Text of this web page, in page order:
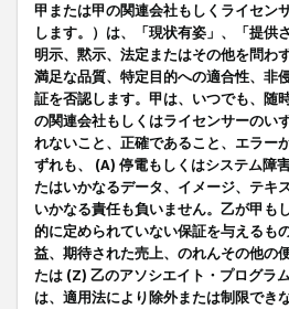
甲または甲の関連会社もしくライセン
します。）は、「現状有姿」、「提供
明示、黙示、法定またはその他を問わ
満足な品質、特定目的への適合性、非
証を否認します。甲は、いつでも、随
の関連会社もしくはライセンサーのい
れないこと、正確であること、エラー
ずれも、 (A) 停電もしくはシステム障
たはいかなるデータ、イメージ、テキ
いかなる責任も負いません。乙が甲も
的に定められていない保証を与えるも
益、期待された売上、のれんその他の
たは (Z) 乙のアソシエイト・プログラ
は、適用法により除外または制限でき